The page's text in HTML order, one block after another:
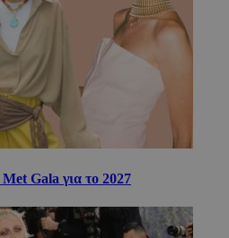
Gala για το 2027